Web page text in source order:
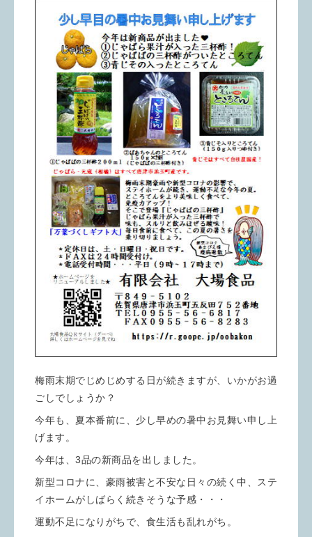
梅雨末期でじめじめする日が続きますが、いかがお過
ごしでしょうか？
今年も、夏本番前に、少し早めの暑中お見舞い申し上
げます。
今年は、3品の新商品を出しました。
新型コロナに、豪雨被害と不安な日々の続く中、ステ
イホームがしばらく続きそうな予感・・・
運動不足になりがちで、食生活も乱れがち。